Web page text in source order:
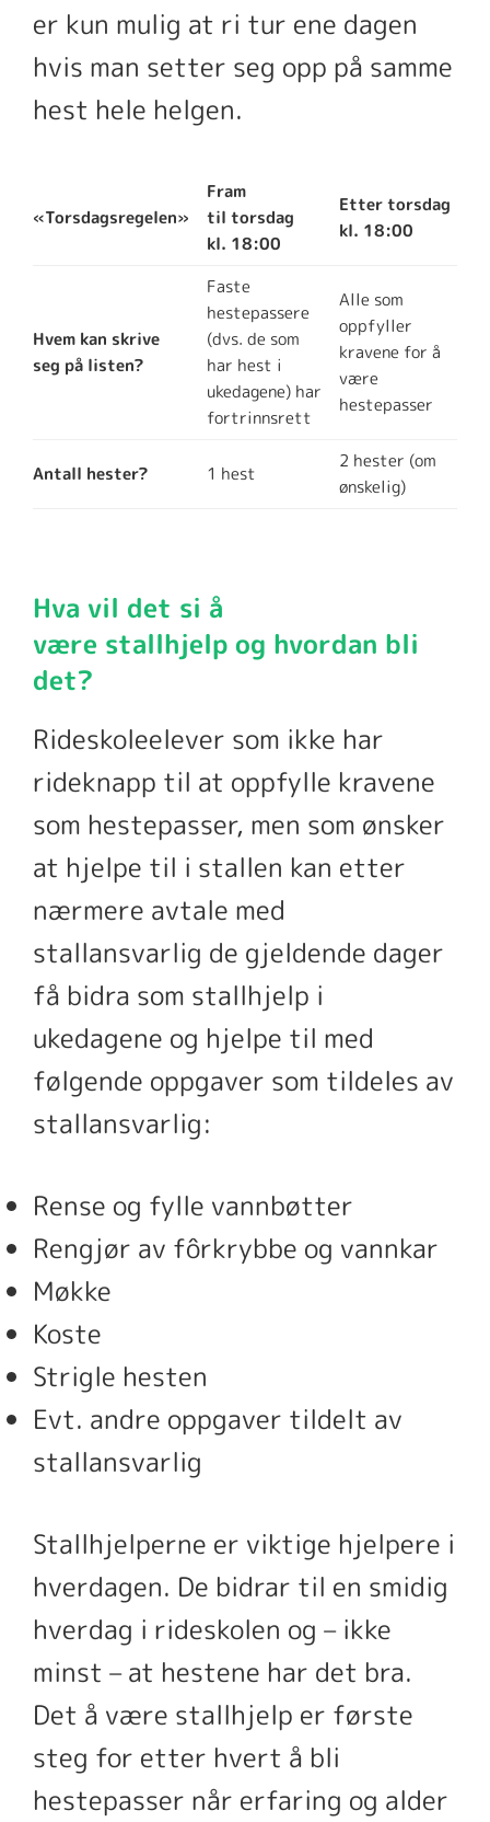
er kun mulig at ri tur ene dagen
hvis man setter seg opp på samme
hest hele helgen.
«Torsdagsregelen»
Fram
til torsdag
kl. 18:00
Ettertorsdag
kl. 18:00
Hvem kan skrive
seg på listen?
Faste
hestepassere
(dvs. de som
har hest i
ukedagene) har
fortrinnsrett
Alle som
oppfyller
kravene for å
være
hestepasser
Antall hester? 1 hest
2 hester (om
ønskelig)
Hva vil det si å
være stallhjelp og hvordan bli
det?
Rideskoleelever som ikke har
rideknapp til at oppfylle kravene
som hestepasser, men som ønsker
at hjelpe til i stallen kan etter
nærmere avtale med
stallansvarlig de gjeldende dager
få bidra som stallhjelp i
ukedagene og hjelpe til med
følgende oppgaver som tildeles av
stallansvarlig:
Rense og fylle vannbøtter
Rengjør av fôrkrybbe og vannkar
Møkke
Koste
Strigle hesten
Evt. andre oppgaver tildelt av
stallansvarlig
Stallhjelperne er viktige hjelpere i
hverdagen. De bidrar til en smidig
hverdag i rideskolen og – ikke
minst – at hestene har det bra.
Det å være stallhjelp er første
steg for etter hvert å bli
hestepasser når erfaring og alder